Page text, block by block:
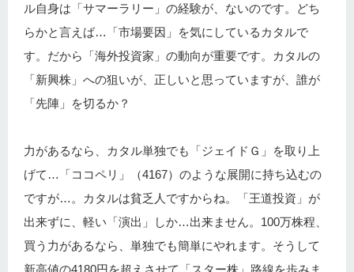
ル自身は「サマーラリー」の経験が、ないのです。どち
らかと言えば…「市場要因」を気にしているカタルで
す。だから「海外投資家」の動向が重要です。カタルの
「新興株」への狙いが、正しいと思っていますが、誰が
「先陣」を切るか？
力があるなら、カタル単独でも「ジェイドＧ」を取り上
げて…「ココペリ」（4167）のような展開に持ち込むの
ですが…。カタルは貧乏人ですからね。「王道投資」が
出来ずに、軽い「演出」しか…出来ません。100万株程、
買う力があるなら、単独でも簡単にやれます。そうして